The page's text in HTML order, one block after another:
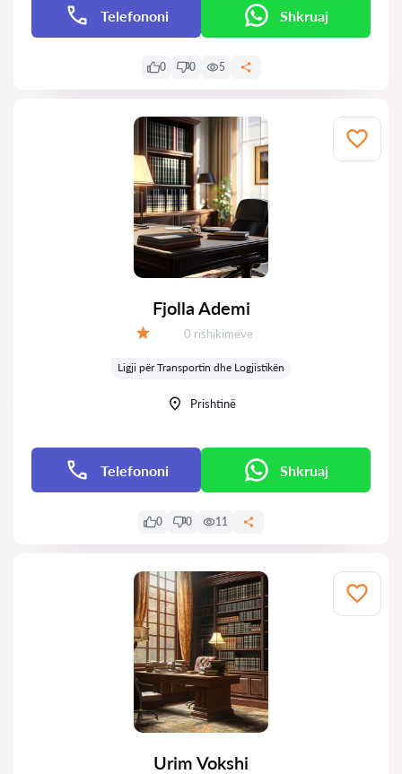
Telefononi Shkruaj
0 0 5
Fjolla Ademi
Rishikime:
0 rishikimeve
Ligji për Transportin dhe Logjistikën
Prishtinë
Telefononi Shkruaj
0 0 11
Urim Vokshi